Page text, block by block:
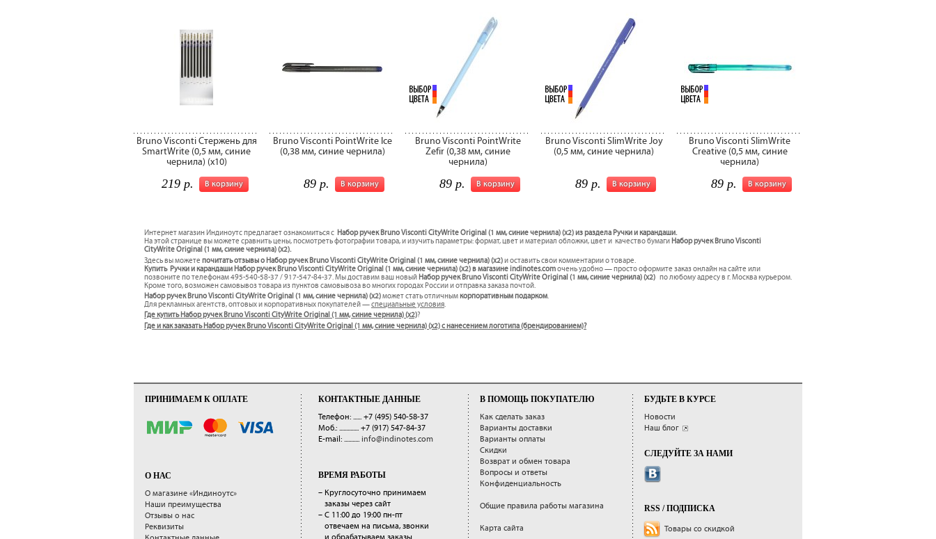
Bruno Visconti Стержень для
SmartWrite (0,5 мм, синие
чернила) (х10)
В корзину
219 р.
Bruno Visconti PointWrite Ice
(0,38 мм, синие чернила)
В корзину
89 р.
Bruno Visconti PointWrite
Zefir (0,38 мм, синие
чернила)
В корзину
89 р.
Bruno Visconti SlimWrite Joy
(0,5 мм, синие чернила)
В корзину
89 р.
Bruno Visconti SlimWrite
Creative (0,5 мм, синие
чернила)
В корзину
89 р.
Интернет магазин Индиноутс предлагает ознакомиться с Набор ручек Bruno Visconti CityWrite Original (1 мм, синие чернила) (x2) из раздела Ручки и карандаши.
На этой странице вы можете сравнить цены, посмотреть фотографии товара, и изучить параметры: формат, цвет и материал обложки, цвет и качество бумаги Набор ручек Bruno Visconti
CityWrite Original (1 мм, синие чернила) (x2).
Здесь вы можете почитать отзывы о Набор ручек Bruno Visconti CityWrite Original (1 мм, синие чернила) (x2)и оставить свои комментарии о товаре.
Купить Ручки и карандаши Набор ручек Bruno Visconti CityWrite Original (1 мм, синие чернила) (x2) в магазине indinotes.comочень удобно — просто оформите заказ онлайн на сайте или
позвоните по телефонам 495-540-58-37 / 917-547-84-37. Мы доставим ваш новый Набор ручек Bruno Visconti CityWrite Original (1 мм, синие чернила) (x2) по любому адресу в г. Москва курьером.
Кроме того, возможен самовывоз товара из пунктов самовывоза во многих городах России и отправка заказа почтой.
Набор ручек Bruno Visconti CityWrite Original (1 мм, синие чернила) (x2)может стать отличнымкорпоративным подарком.
Для рекламных агентств, оптовых и корпоративных покупателей —специальные условия.
Где купить Набор ручек Bruno Visconti CityWrite Original (1 мм, синие чернила) (x2)?
Где и как заказать Набор ручек Bruno Visconti CityWrite Original (1 мм, синие чернила) (x2) с нанесением логотипа (брендированием)?
ПРИНИМАЕМ К ОПЛАТЕ
О НАС
О магазине «Индиноутс»
Наши преимущества
Отзывы о нас
Реквизиты
КОНТАКТНЫЕ ДАННЫЕ
Телефон: ...... +7 (495) 540-58-37
Моб.: .............. +7 (917) 547-84-37
E-mail: ........... info@indinotes.com
ВРЕМЯ РАБОТЫ
– Круглосуточно принимаем
заказы через сайт
– С 11:00 до 19:00 пн-пт
отвечаем на письма, звонки
и обрабатываем заказы
В ПОМОЩЬ ПОКУПАТЕЛЮ
Как сделать заказ
Варианты доставки
Варианты оплаты
Скидки
Возврат и обмен товара
Вопросы и ответы
Конфиденциальность
Общие правила работы магазина
Карта сайта
БУДЬТЕ В КУРСЕ
Новости
Наш блог
СЛЕДУЙТЕ ЗА НАМИ
RSS / ПОДПИСКА
Товары со скидкой